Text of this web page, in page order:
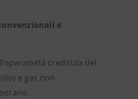
e
creditizia del
e gas non